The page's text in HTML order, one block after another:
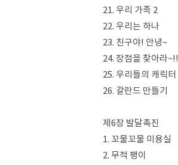
21. 우리 가족 2
22. 우리는 하나
23. 친구야! 안녕~
24. 장점을 찾아라~!!
25. 우리들의 캐릭터
26. 갈란드 만들기
제6장 발달촉진
1. 꼬물꼬물 미용실
2. 무적 팽이